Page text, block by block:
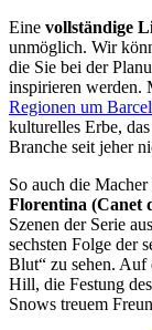
Eine vollständige
unmöglich. Wir
die Sie bei der
inspirieren werden.
Regionen um
kulturelles Erbe,
Branche seit jeher
So auch die Macher
Florentina (Canet
Szenen der Serie
sechsten Folge der
Blut“ zu sehen.
Hill, die Festung
Snows treuem